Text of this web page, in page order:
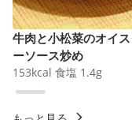
牛肉と小松菜のオイス
ーソース炒め
153kcal 食塩 1.4g